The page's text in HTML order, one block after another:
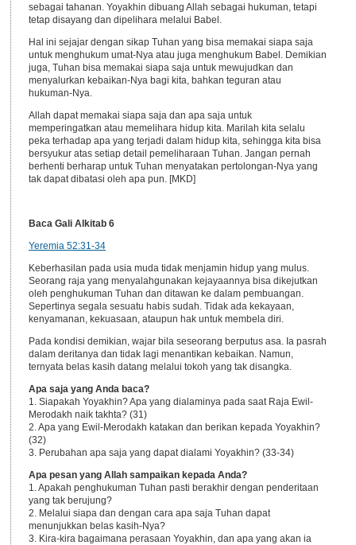
sebagai tahanan. Yoyakhin dibuang Allah sebagai hukuman, tetapi
tetap disayang dan dipelihara melalui Babel.
Hal ini sejajar dengan sikap Tuhan yang bisa memakai siapa saja
untuk menghukum umat-Nya atau juga menghukum Babel. Demikian
juga, Tuhan bisa memakai siapa saja untuk mewujudkan dan
menyalurkan kebaikan-Nya bagi kita, bahkan teguran atau
hukuman-Nya.
Allah dapat memakai siapa saja dan apa saja untuk
memperingatkan atau memelihara hidup kita. Marilah kita selalu
peka terhadap apa yang terjadi dalam hidup kita, sehingga kita bisa
bersyukur atas setiap detail pemeliharaan Tuhan. Jangan pernah
berhenti berharap untuk Tuhan menyatakan pertolongan-Nya yang
tak dapat dibatasi oleh apa pun. [MKD]
Baca Gali Alkitab 6
Yeremia 52:31-34
Keberhasilan pada usia muda tidak menjamin hidup yang mulus.
Seorang raja yang menyalahgunakan kejayaannya bisa dikejutkan
oleh penghukuman Tuhan dan ditawan ke dalam pembuangan.
Sepertinya segala sesuatu habis sudah. Tidak ada kekayaan,
kenyamanan, kekuasaan, ataupun hak untuk membela diri.
Pada kondisi demikian, wajar bila seseorang berputus asa. Ia pasrah
dalam deritanya dan tidak lagi menantikan kebaikan. Namun,
ternyata belas kasih datang melalui tokoh yang tak disangka.
Apa saja yang Anda baca?
1. Siapakah Yoyakhin? Apa yang dialaminya pada saat Raja Ewil-
Merodakh naik takhta? (31)
2. Apa yang Ewil-Merodakh katakan dan berikan kepada Yoyakhin?
(32)
3. Perubahan apa saja yang dapat dialami Yoyakhin? (33-34)
Apa pesan yang Allah sampaikan kepada Anda?
1. Apakah penghukuman Tuhan pasti berakhir dengan penderitaan
yang tak berujung?
2. Melalui siapa dan dengan cara apa saja Tuhan dapat
menunjukkan belas kasih-Nya?
3. Kira-kira bagaimana perasaan Yoyakhin, dan apa yang akan ia